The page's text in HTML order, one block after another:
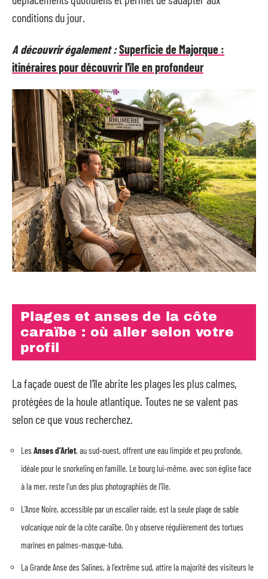
conditions du jour.
A découvrir également :Superficie de Majorque :
itinéraires pour découvrir l'île en profondeur
Plages et anses de la côte
caraïbe : où aller selon votre
profil
La façade ouest de l’île abrite les plages les plus calmes,
protégées de la houle atlantique. Toutes ne se valent pas
selon ce que vous recherchez.
Les Anses d’Arlet, au sud-ouest, offrent une eau limpide et peu profonde,
idéale pour le snorkeling en famille. Le bourg lui-même, avec son église face
à la mer, reste l’un des plus photographiés de l’île.
L’Anse Noire, accessible par un escalier raide, est la seule plage de sable
volcanique noir de la côte caraïbe. On y observe régulièrement des tortues
marines en palmes-masque-tuba.
La Grande Anse des Salines, à l’extrême sud, attire la majorité des visiteurs le